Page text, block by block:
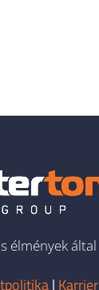
élmények által
| Karrier